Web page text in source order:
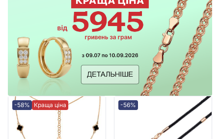
-58% Краща ціна -56%